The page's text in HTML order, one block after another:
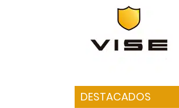
DESTACADOS